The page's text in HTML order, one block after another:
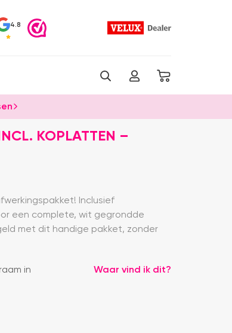
4.8
KOPLATTEN –
Inclusief
een complete, wit gegrondde
met dit handige pakket, zonder
in Waar vind ik dit?